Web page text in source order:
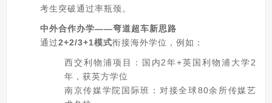
考生突破通过率瓶颈。
中外合作办学——弯道超车新思路
通过2+2/3+1模式衔接海外学位，例如：
西交利物浦项目：国内2年+英国利物浦大学2
年，获英方学位
南京传媒学院国际班：对接全球80余所传媒艺